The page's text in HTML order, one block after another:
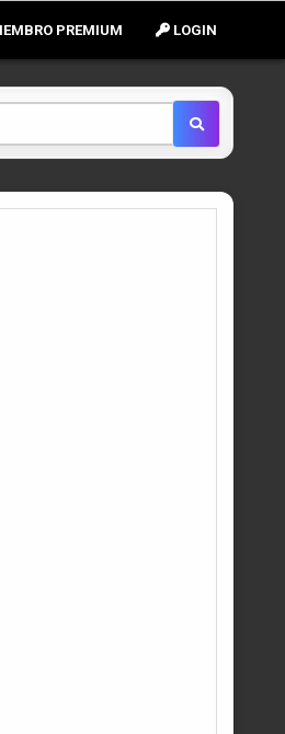
LOGIN
PREMIUM